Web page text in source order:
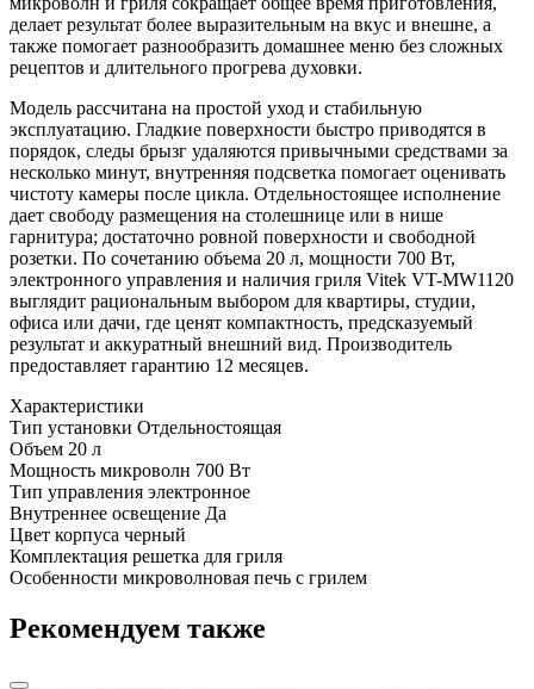
делает результат более выразительным на вкус и внешне, а
также помогает разнообразить домашнее меню без сложных
рецептов и длительного прогрева духовки.
Модель рассчитана на простой уход и стабильную
эксплуатацию. Гладкие поверхности быстро приводятся в
порядок, следы брызг удаляются привычными средствами за
несколько минут, внутренняя подсветка помогает оценивать
чистоту камеры после цикла. Отдельностоящее исполнение
дает свободу размещения на столешнице или в нише
гарнитура; достаточно ровной поверхности и свободной
розетки. По сочетанию объема 20 л, мощности 700 Вт,
электронного управления и наличия гриля Vitek VT-MW1120
выглядит рациональным выбором для квартиры, студии,
офиса или дачи, где ценят компактность, предсказуемый
результат и аккуратный внешний вид. Производитель
предоставляет гарантию 12 месяцев.
Характеристики
Тип установки Отдельностоящая
Объем 20 л
Мощность микроволн 700 Вт
Тип управления электронное
Внутреннее освещение Да
Цвет корпуса черный
Комплектация решетка для гриля
Особенности микроволновая печь с грилем
Рекомендуем также